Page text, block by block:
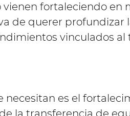
fortaleciendo en
de querer profundizar
vinculados al
necesitan es el
la transferencia de